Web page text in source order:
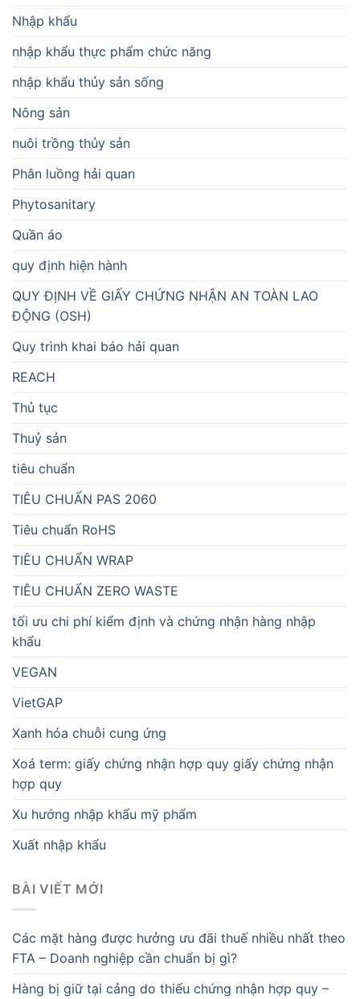
Nhập khẩu
nhập khẩu thực phẩm chức năng
nhập khẩu thủy sản sống
Nông sản
nuôi trồng thủy sản
Phân luồng hải quan
Phytosanitary
Quần áo
quy định hiện hành
QUY ĐỊNH VỀ GIẤY CHỨNG NHẬN AN TOÀN LAO
ĐỘNG (OSH)
Quy trình khai báo hải quan
REACH
Thủ tục
Thuỷ sản
tiêu chuẩn
TIÊU CHUẨN PAS 2060
Tiêu chuẩn RoHS
TIÊU CHUẨN WRAP
TIÊU CHUẨN ZERO WASTE
tối ưu chi phí kiểm định và chứng nhận hàng nhập
khẩu
VEGAN
VietGAP
Xanh hóa chuỗi cung ứng
Xoá term: giấy chứng nhận hợp quy giấy chứng nhận
hợp quy
Xu hướng nhập khẩu mỹ phẩm
Xuất nhập khẩu
BÀI VIẾT MỚI
Các mặt hàng được hưởng ưu đãi thuế nhiều nhất theo
FTA – Doanh nghiệp cần chuẩn bị gì?
Hàng bị giữ tại cảng do thiếu chứng nhận hợp quy –